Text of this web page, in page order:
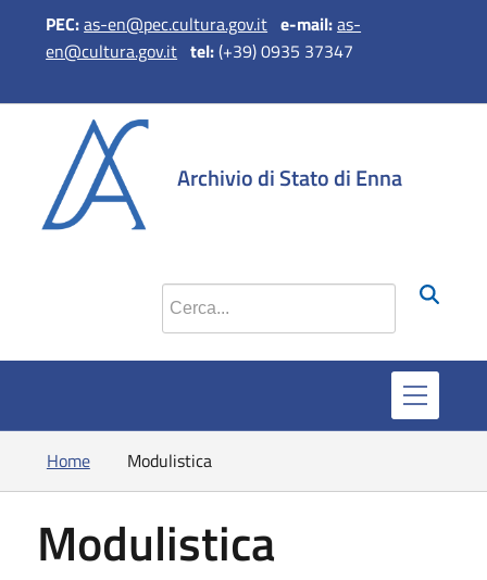
PEC:as-en@pec.cultura.gov.it e-mail:as-
en@cultura.gov.it tel:(+39) 0935 37347
Archivio di Stato di Enna
Cerca nel sito
Home Modulistica
Modulistica